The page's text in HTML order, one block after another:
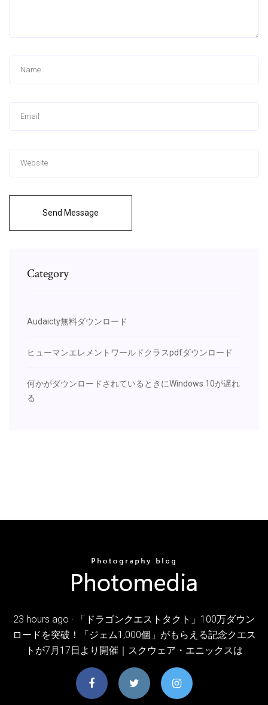
Send Message
Category
Audaicty無料ダウンロード
ヒューマンエレメントワールドクラスpdfダウンロード
何かがダウンロードされているときにWindows 10が遅れ
る
23 hours ago · 「ドラゴンクエストタクト」100万ダウン
ロードを突破！「ジェム1,000個」がもらえる記念クエス
トが7月17日より開催｜スクウェア・エニックスは